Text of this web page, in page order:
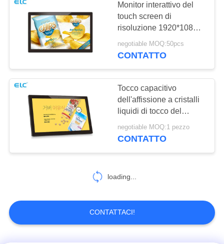
Calendari Digitali
Tablet per la casa
6
Monitor interattivo del
touch screen di
risoluzione 1920*1080
per i supermercati
negotiable MOQ:50pcs
CONTATTO
Tocco capacitivo
dell'affissione a cristalli
liquidi di tocco del
monitor del piccolo
monitor dell'interno del
negotiable MOQ:1 pezzo
CONTATTO
loading...
CONTATTACI!